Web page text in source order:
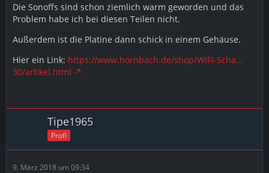
Die Sonoffs sind schon ziemlich warm geworden und das
Problem habe ich bei diesen Teilen nicht.
Außerdem ist die Platine dann schick in einem Gehäuse.
Hier ein Link: https://www.hornbach.de/shop/WIFI-Scha…
30/artikel.html
Tipe1965
Profi
9. März 2018 um 09:34